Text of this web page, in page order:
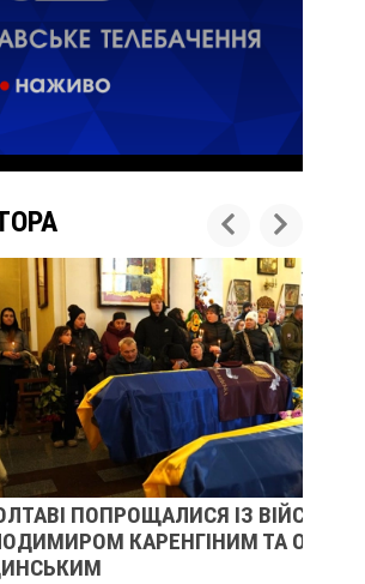
ІЗ ВІЙСЬКОВИМИ
ТА ОЛЕГОМ